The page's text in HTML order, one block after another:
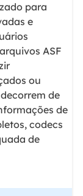
para
e
ASF
ou
de
de
codecs
de